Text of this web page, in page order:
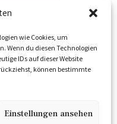
wie Cookies, um
Wenn du diesen Technologien
IDs auf dieser Website
können bestimmte
Einstellungen ansehen